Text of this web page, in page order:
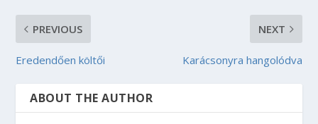
PREVIOUS
Eredendően költői
NEXT
Karácsonyra hangolódva
ABOUT THE AUTHOR